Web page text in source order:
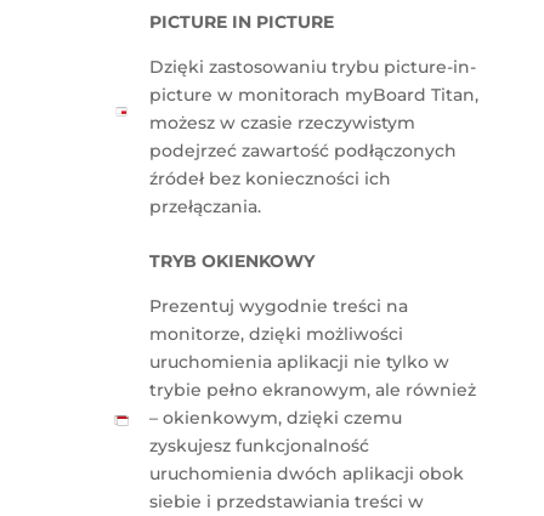
PICTURE IN PICTURE
Dzięki zastosowaniu trybu picture-in-
picture w monitorach myBoard Titan,
możesz w czasie rzeczywistym
podejrzeć zawartość podłączonych
źródeł bez konieczności ich
przełączania.
TRYB OKIENKOWY
Prezentuj wygodnie treści na
monitorze, dzięki możliwości
uruchomienia aplikacji nie tylko w
trybie pełno ekranowym, ale również
– okienkowym, dzięki czemu
zyskujesz funkcjonalność
uruchomienia dwóch aplikacji obok
siebie i przedstawiania treści w